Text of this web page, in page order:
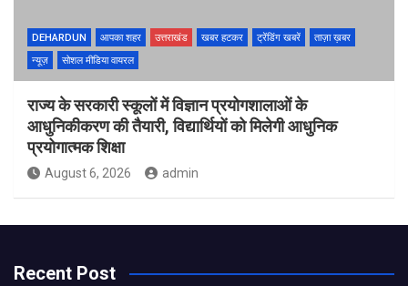
DEHARDUN आपका शहर उत्तराखंड खबर हटकर ट्रेंडिंग खबरें
ताज़ा ख़बर
न्यूज़
सोशल मीडिया वायरल
राज्य के सरकारी स्कूलों में विज्ञान प्रयोगशालाओं के
आधुनिकीकरण की तैयारी, विद्यार्थियों को मिलेगी आधुनिक
प्रयोगात्मक शिक्षा
August 6, 2026 admin
Recent Post